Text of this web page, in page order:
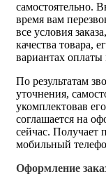
самостоятельно.
время вам
все условия
качества товара,
вариантах оплаты
По результатам
уточнения,
укомплектовав
соглашается на
сейчас. Получает
мобильный
Оформление